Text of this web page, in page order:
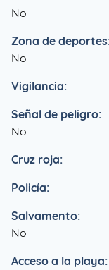
No
Zona de
No
Vigilancia:
Señal de peligro:
No
Cruz roja:
Policía:
Salvamento:
No
Acceso a la playa: